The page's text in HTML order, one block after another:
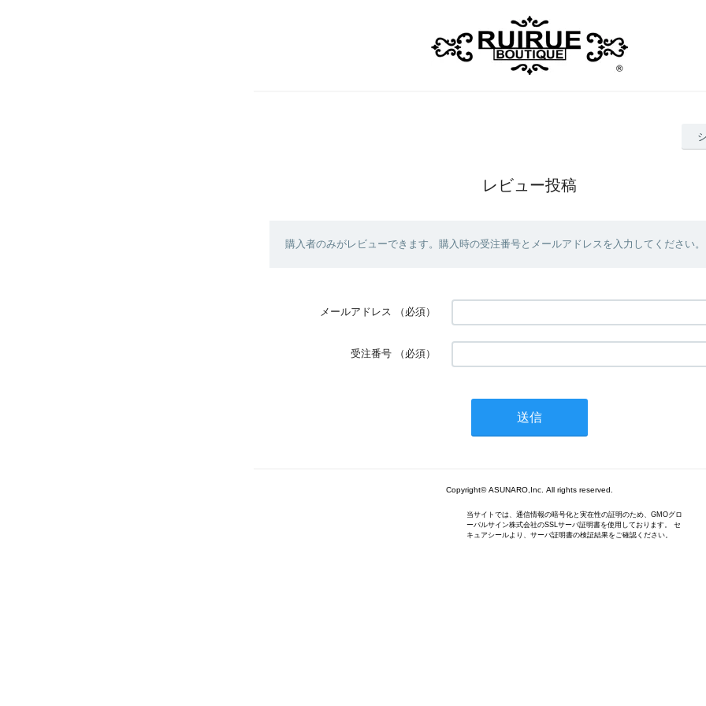
レビュー投稿
購入者のみがレビューできます。購入時の受注番号とメールアドレスを入力してください。
メールアドレス （必須）
受注番号 （必須）
Copyright© ASUNARO,Inc. All rights reserved.
当サイトでは、通信情報の暗号化と実在性の証明のため、GMOグロ
ーバルサイン株式会社のSSLサーバ証明書を使用しております。 セ
キュアシールより、サーバ証明書の検証結果をご確認ください。